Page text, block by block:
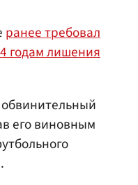
ранее требовал
годам лишения
его виновным